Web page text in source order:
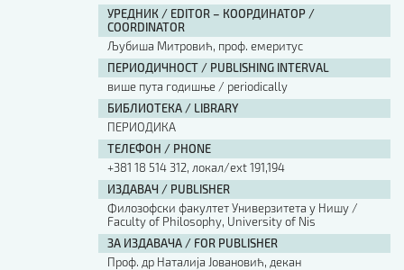
УРЕДНИК / EDITOR – КООРДИНАТОР /
COORDINATOR
Љубиша Митровић, проф. емеритус
ПЕРИОДИЧНОСТ / PUBLISHING INTERVAL
више пута годишње / periodically
БИБЛИОТЕКА / LIBRARY
ПЕРИОДИКА
ТЕЛЕФОН / PHONE
+381 18 514 312, локал/ext 191,194
ИЗДАВАЧ / PUBLISHER
Филозофски факултет Универзитета у Нишу /
Faculty of Philosophy, University of Nis
ЗА ИЗДАВАЧА / FOR PUBLISHER
Проф. др Наталија Јовановић, декан